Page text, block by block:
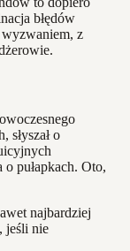
błędów
z
słyszał o
o pułapkach. Oto,
najbardziej
jeśli nie